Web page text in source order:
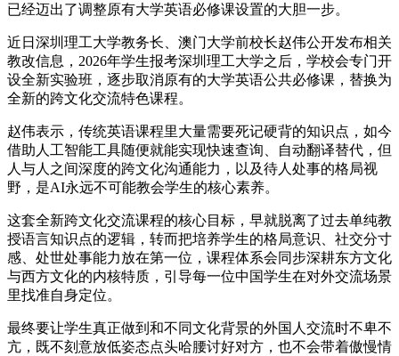
已经迈出了调整原有大学英语必修课设置的大胆一步。
近日深圳理工大学教务长、澳门大学前校长赵伟公开发布相关
教改信息，2026年学生报考深圳理工大学之后，学校会专门开
设全新实验班，逐步取消原有的大学英语公共必修课，替换为
全新的跨文化交流特色课程。
赵伟表示，传统英语课程里大量需要死记硬背的知识点，如今
借助人工智能工具随便就能实现快速查询、自动翻译替代，但
人与人之间深度的跨文化沟通能力，以及待人处事的格局视
野，是AI永远不可能教会学生的核心素养。
这套全新跨文化交流课程的核心目标，早就脱离了过去单纯教
授语言知识点的逻辑，转而把培养学生的格局意识、社交分寸
感、处世处事能力放在第一位，课程体系会同步深耕东方文化
与西方文化的内核特质，引导每一位中国学生在对外交流场景
里找准自身定位。
最终要让学生真正做到和不同文化背景的外国人交流时不卑不
亢，既不刻意放低姿态点头哈腰讨好对方，也不会带着傲慢情